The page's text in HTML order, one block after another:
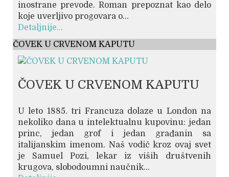
inostrane prevode. Roman prepoznat kao delo
koje uverljivo progovara o...
Detaljnije...
ČOVEK U CRVENOM KAPUTU
ČOVEK U CRVENOM KAPUTU
U leto 1885. tri Francuza dolaze u London na
nekoliko dana u intelektualnu kupovinu: jedan
princ, jedan grof i jedan građanin sa
italijanskim imenom. Naš vodič kroz ovaj svet
je Samuel Pozi, lekar iz viših društvenih
krugova, slobodoumni naučnik...